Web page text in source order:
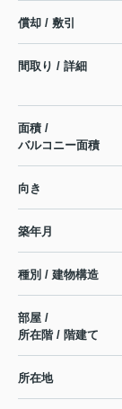
償却 / 敷引
間取り / 詳細
面積 /
バルコニー面積
向き
築年月
種別 / 建物構造
部屋 /
所在階 / 階建て
所在地